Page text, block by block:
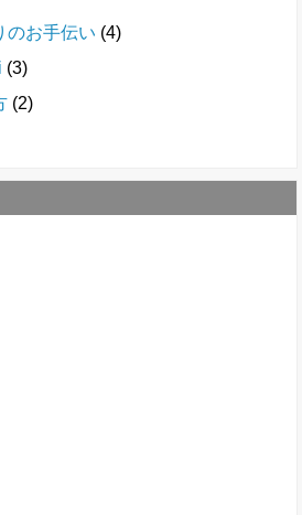
のお手伝い (4)
(3)
(2)